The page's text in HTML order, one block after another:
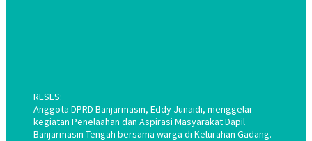
RESES:
Anggota DPRD Banjarmasin, Eddy Junaidi, menggelar
kegiatan Penelaahan dan Aspirasi Masyarakat Dapil
Banjarmasin Tengah bersama warga di Kelurahan Gadang.